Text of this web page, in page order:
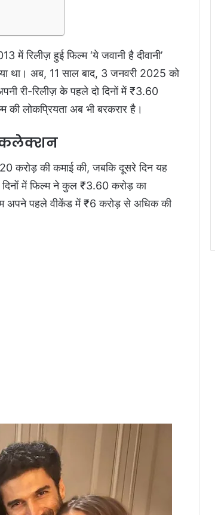
रिलीज़ हुई फिल्म ‘ये जवानी है दीवानी’
था। अब, 11 साल बाद, 3 जनवरी 2025 को
री-रिलीज़ के पहले दो दिनों में ₹3.60
की लोकप्रियता अब भी बरकरार है।
कलेक्शन
करोड़ की कमाई की, जबकि दूसरे दिन यह
में फिल्म ने कुल ₹3.60 करोड़ का
अपने पहले वीकेंड में ₹6 करोड़ से अधिक की